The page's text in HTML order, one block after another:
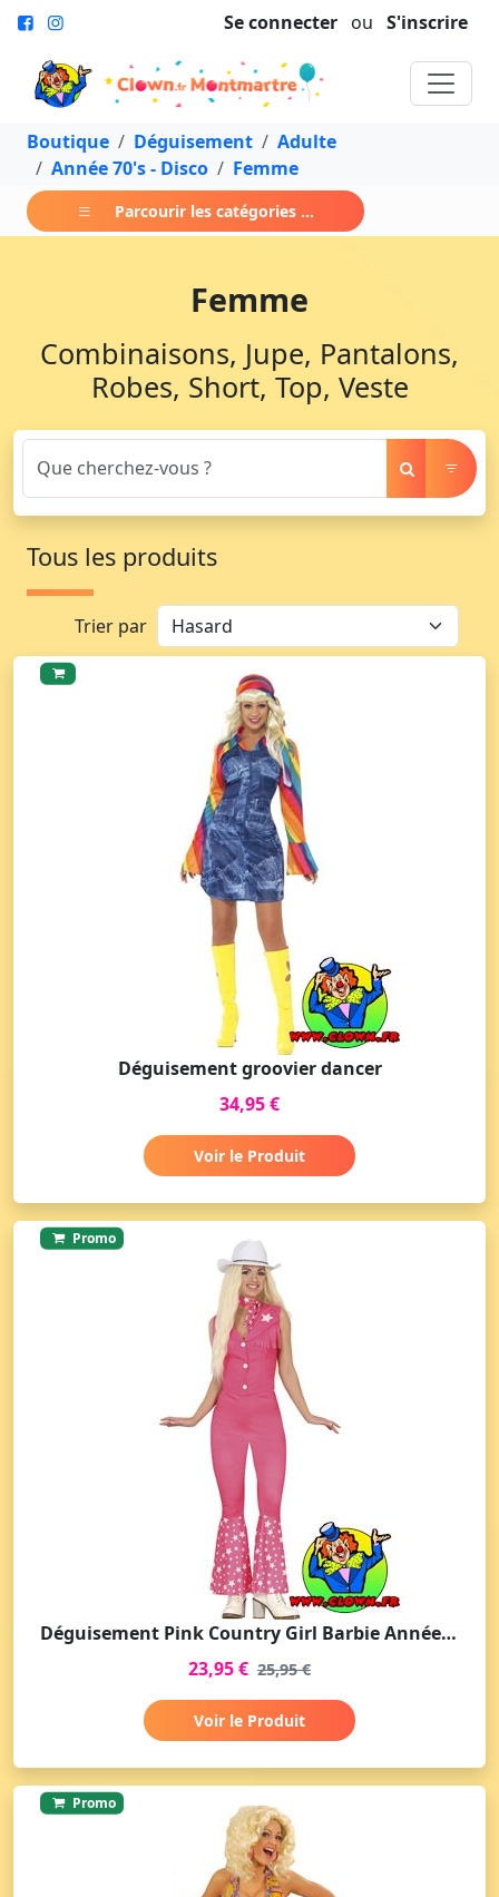
Se connecter ou S'inscrire
Boutique Déguisement
Adulte
Année 70's - Disco
Femme
Parcourir les catégories ...
Femme
Combinaisons, Jupe, Pantalons,
Robes, Short, Top, Veste
Tous les produits
Trier par
Déguisement groovier dancer
34,95 €
Voir le Produit
Promo
Déguisement Pink Country Girl Barbie Années 70 Disco pour Femme
23,95 € 25,95 €
Voir le Produit
Promo